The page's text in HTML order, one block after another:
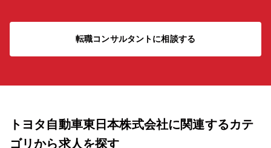
転職コンサルタントに相談する
トヨタ自動車東日本株式会社に関連するカテ
ゴリから求人を探す